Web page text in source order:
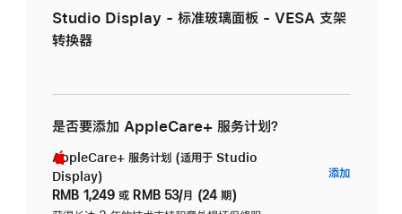
Studio Display - 标准玻璃面板 - VESA 支架
转换器
是否要添加 AppleCare+ 服务计划？
AppleCare+ 服务计划 (适用于 Studio
Display)
RMB 1,249 或 RMB 53/月 (24 期)
添加